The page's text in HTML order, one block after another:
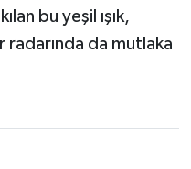
bu yeşil ışık,
radarında da mutlaka